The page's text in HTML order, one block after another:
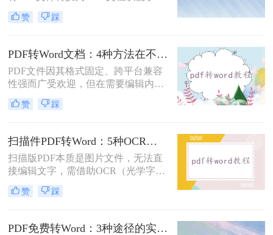
辑和修改。那么电脑上pdf怎么转换成
word文档呢？本文将介绍三种将PDF
完成PDF到Word的转换。
赞 踩
PDF转Word文档：4种方法在不同文件类型下的转换效果！
PDF文件因其格式固定、跨平台兼容
性强而广受欢迎，但在需要编辑内容
时，将其转换为可编辑的Word文档成
为刚需。那么pdf怎么转换成word文档
法，助您高效完成格式转换。
赞 踩
扫描件PDF转Word：5种OCR方案的识别精度和速度对比！
扫描版PDF本质是图片文件，无法直
接编辑文字，需借助OCR（光学字符
识别）技术提取文字并转换为可编辑
的Word格式。那么扫描pdf怎么转换
5种主流方案，助您高效完成转换。
赞 踩
PDF免费转Word：3种途径的实际费用、限制和效果对比！